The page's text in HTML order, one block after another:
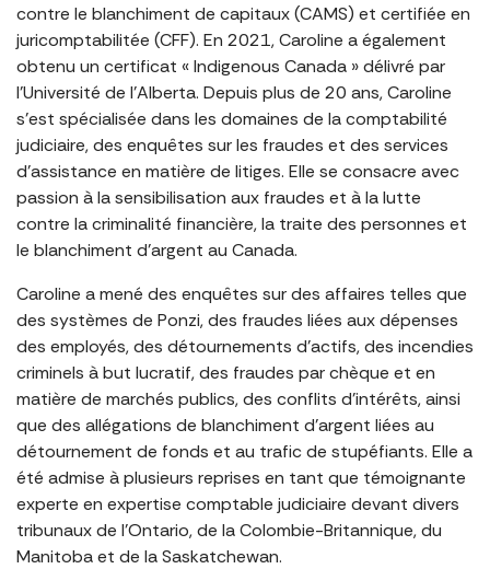
contre le blanchiment de capitaux (CAMS) et certifiée en
juricomptabilitée (CFF). En 2021, Caroline a également
obtenu un certificat « Indigenous Canada » délivré par
l’Université de l’Alberta. Depuis plus de 20 ans, Caroline
s’est spécialisée dans les domaines de la comptabilité
judiciaire, des enquêtes sur les fraudes et des services
d’assistance en matière de litiges. Elle se consacre avec
passion à la sensibilisation aux fraudes et à la lutte
contre la criminalité financière, la traite des personnes et
le blanchiment d’argent au Canada.
Caroline a mené des enquêtes sur des affaires telles que
des systèmes de Ponzi, des fraudes liées aux dépenses
des employés, des détournements d’actifs, des incendies
criminels à but lucratif, des fraudes par chèque et en
matière de marchés publics, des conflits d’intérêts, ainsi
que des allégations de blanchiment d’argent liées au
détournement de fonds et au trafic de stupéfiants. Elle a
été admise à plusieurs reprises en tant que témoignante
experte en expertise comptable judiciaire devant divers
tribunaux de l’Ontario, de la Colombie-Britannique, du
Manitoba et de la Saskatchewan.